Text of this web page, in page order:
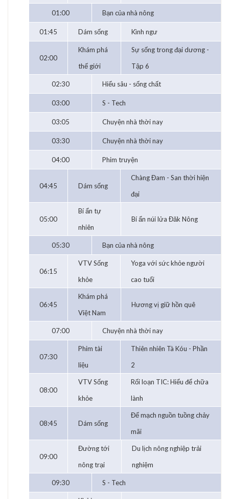
01:00 Bạn của nhà nông
01:45 Dám sống Kình ngư
02:00
Khám phá
thế giới
Sự sống trong đại dương -
Tập 6
02:30 Hiểu sâu - sống chất
03:00 S - Tech
03:05 Chuyện nhà thời nay
03:30 Chuyện nhà thời nay
04:00 Phim truyện
04:45 Dám sống
Chàng Đam - San thời hiện
đại
05:00
Bí ẩn tự
nhiên
Bí ẩn núi lửa Đăk Nông
05:30 Bạn của nhà nông
06:15
VTV Sống
khỏe
Yoga với sức khỏe người
cao tuổi
06:45
Khám phá
Việt Nam
Hương vị giữ hồn quê
07:00 Chuyện nhà thời nay
07:30
Phim tài
liệu
Thiên nhiên Tà Kóu - Phần
2
08:00
VTV Sống
khỏe
Rối loạn TIC: Hiểu để chữa
lành
08:45 Dám sống
Để mạch nguồn tuồng chảy
mãi
09:00
Đường tới
nông trại
Du lịch nông nghiệp trải
nghiệm
09:30 S - Tech